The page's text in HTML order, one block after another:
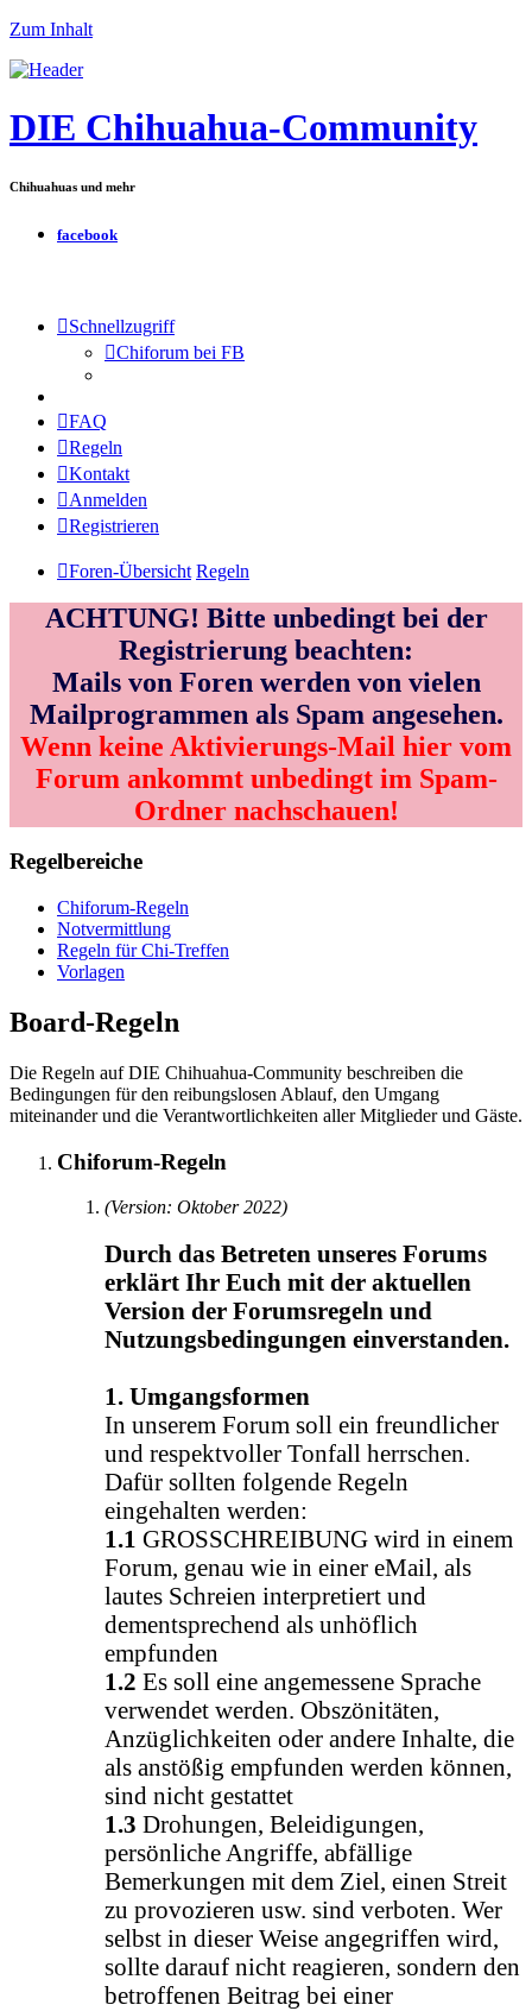
Zum Inhalt
DIE Chihuahua-Community
Chihuahuas und mehr
facebook
Schnellzugriff
Chiforum bei FB
FAQ
Regeln
Kontakt
Anmelden
Registrieren
Foren-Übersicht Regeln
ACHTUNG! Bitte unbedingt bei der
Registrierung beachten:
Mails von Foren werden von vielen
Mailprogrammen als Spam angesehen.
Wenn keine Aktivierungs-Mail hier vom
Forum ankommt unbedingt im Spam-
Ordner nachschauen!
Regelbereiche
Chiforum-Regeln
Notvermittlung
Regeln für Chi-Treffen
Vorlagen
Board-Regeln
Die Regeln auf DIE Chihuahua-Community beschreiben die
Bedingungen für den reibungslosen Ablauf, den Umgang
miteinander und die Verantwortlichkeiten aller Mitglieder und Gäste.
Chiforum-Regeln
(Version: Oktober 2022)
Durch das Betreten unseres Forums
erklärt Ihr Euch mit der aktuellen
Version der Forumsregeln und
Nutzungsbedingungen einverstanden.
1. Umgangsformen
In unserem Forum soll ein freundlicher
und respektvoller Tonfall herrschen.
Dafür sollten folgende Regeln
eingehalten werden:
1.1 GROSSCHREIBUNG wird in einem
Forum, genau wie in einer eMail, als
lautes Schreien interpretiert und
dementsprechend als unhöflich
empfunden
1.2 Es soll eine angemessene Sprache
verwendet werden. Obszönitäten,
Anzüglichkeiten oder andere Inhalte, die
als anstößig empfunden werden können,
sind nicht gestattet
1.3 Drohungen, Beleidigungen,
persönliche Angriffe, abfällige
Bemerkungen mit dem Ziel, einen Streit
zu provozieren usw. sind verboten. Wer
selbst in dieser Weise angegriffen wird,
sollte darauf nicht reagieren, sondern den
betroffenen Beitrag bei einer